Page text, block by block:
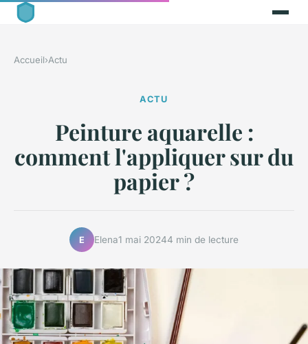
Accueil›Actu
ACTU
Peinture aquarelle :
comment l'appliquer sur du
papier ?
E Elena1 mai 20244 min de lecture